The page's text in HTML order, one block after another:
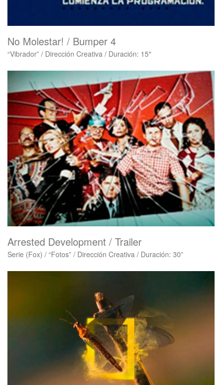
No Molestar! / Bumper 4
“Vibrador” / Dirección Creativa / Duración: 15″
Arrested Development / Trailer
Serie (Fox) / “Fotos” / Dirección Creativa / Duración: 30”